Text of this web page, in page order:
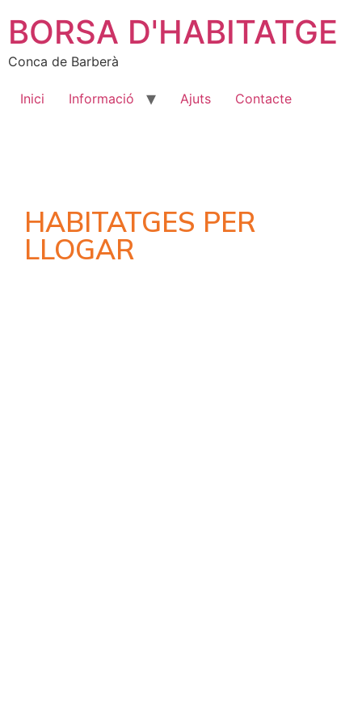
BORSA D'HABITATGE
Conca de Barberà
Inici Informació Ajuts Contacte
HABITATGES PER
LLOGAR